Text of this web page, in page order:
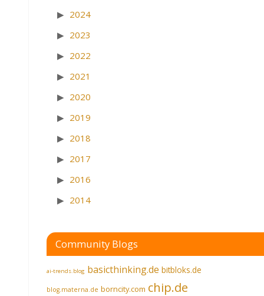
2024
2023
2022
2021
2020
2019
2018
2017
2016
2014
Community Blogs
ai-trends.blog basicthinking.de bitbloks.de
blog.materna.de borncity.com chip.de